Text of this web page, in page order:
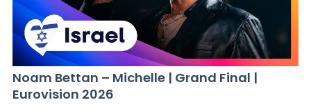
Noam Bettan – Michelle | Grand Final |
Eurovision 2026